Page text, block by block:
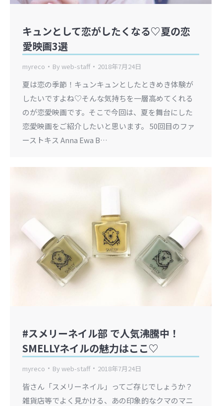
キュンとして恋がしたくなる♡夏の恋
愛映画3選
myreco Byweb-staff 2018年7月24日
夏は恋の季節！キュンキュンとしたときめき体験が
したいですよね♡そんな気持ちを一層高めてくれる
のが恋愛映画です。そこで今回は、夏を舞台にした
恋愛映画をご紹介したいと思います。 50回目のファ
ーストキス Anna Ewa B…
#スメリーネイル部 で人気沸騰中！
SMELLYネイルの魅力はここ♡
myreco Byweb-staff 2018年7月24日
皆さん「スメリーネイル」ってご存じでしょうか？
雑貨店等でよく見かける、あの印象的なクマのマニ